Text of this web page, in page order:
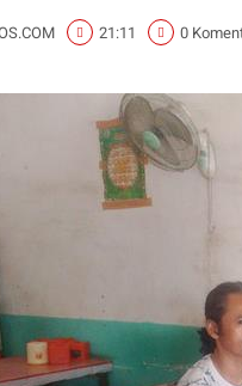
21:11 0